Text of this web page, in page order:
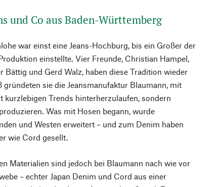
und Co aus Baden-Württemberg
war einst eine Jeans-Hochburg, bis ein Großer der
einstellte. Vier Freunde, Christian Hampel,
Bättig und Gerd Walz, haben diese Tradition wieder
gründeten sie die Jeansmanufaktur Blaumann, mit
kurzlebigen Trends hinterherzulaufen, sondern
Was mit Hosen begann, wurde
und Westen erweitert – und zum Denim haben
wie Cord gesellt.
Materialien sind jedoch bei Blaumann nach wie vor
– echter Japan Denim und Cord aus einer